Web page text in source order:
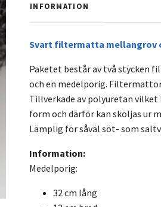
INFORMATION
Svart filtermatta mellangrov
Paketet består av två stycken
och en medelporig.
Tillverkade av polyuretan
form och därför kan sköljas ur
Lämplig för såväl söt- som
Information:
Medelporig:
32 cm lång